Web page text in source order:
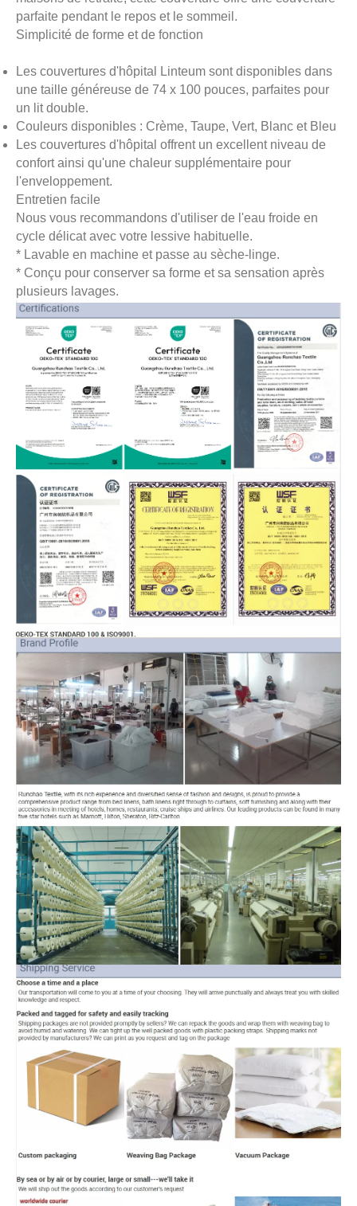
parfaite pendant le repos et le sommeil.
Simplicité de forme et de fonction
Les couvertures d'hôpital Linteum sont disponibles dans
une taille généreuse de 74 x 100 pouces, parfaites pour
un lit double.
Couleurs disponibles : Crème, Taupe, Vert, Blanc et Bleu
Les couvertures d'hôpital offrent un excellent niveau de
confort ainsi qu'une chaleur supplémentaire pour
l'enveloppement.
Entretien facile
Nous vous recommandons d'utiliser de l'eau froide en
cycle délicat avec votre lessive habituelle.
* Lavable en machine et passe au sèche-linge.
* Conçu pour conserver sa forme et sa sensation après
plusieurs lavages.